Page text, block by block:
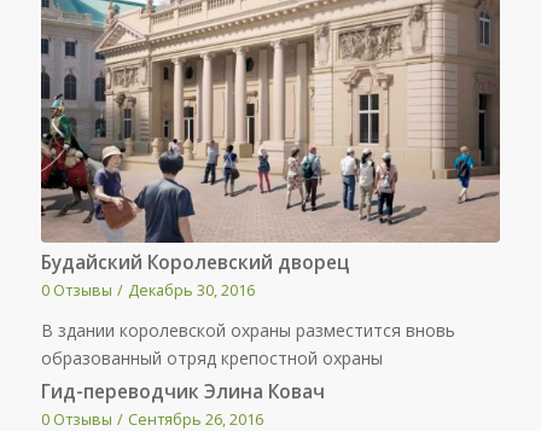
Будайский Королевский дворец
0 Отзывы / Декабрь 30, 2016
В здании королевской охраны разместится вновь
образованный отряд крепостной охраны
Гид-переводчик Элина Ковач
0 Отзывы / Сентябрь 26, 2016